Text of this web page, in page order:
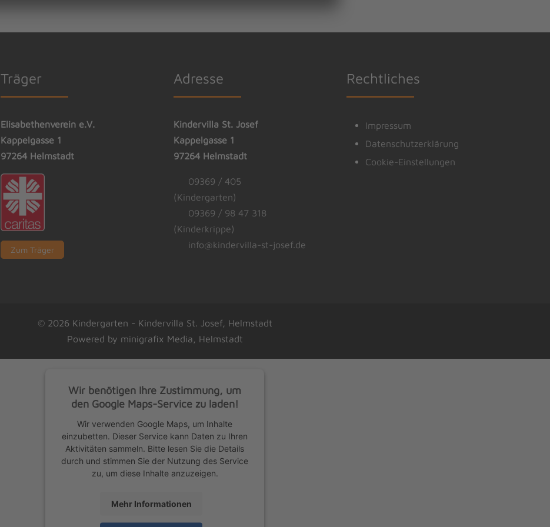
Träger
Elisabethenverein e.V.
Kappelgasse 1
97264 Helmstadt
Zum Träger
Adresse
Kindervilla St. Josef
Kappelgasse 1
97264 Helmstadt
09369 / 405
(Kindergarten)
09369 / 98 47 318
(Kinderkrippe)
info@kindervilla-st-josef.de
Rechtliches
Impressum
Datenschutzerklärung
Cookie-Einstellungen
© 2026 Kindergarten - Kindervilla St. Josef, Helmstadt
Powered by minigrafix Media, Helmstadt
Wir benötigen Ihre Zustimmung, um
den Google Maps-Service zu laden!
Wir verwenden Google Maps, um Inhalte
einzubetten. Dieser Service kann Daten zu Ihren
Aktivitäten sammeln. Bitte lesen Sie die Details
durch und stimmen Sie der Nutzung des Service
zu, um diese Inhalte anzuzeigen.
Mehr Informationen